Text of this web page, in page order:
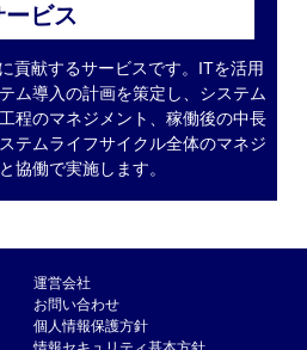
ビス
貢献するサービスです。ITを活用
ム導入の計画を策定し、システム
程のマネジメント、稼働後の中長
テムライフサイクル全体のマネジ
協働で実施します。
運営会社
お問い合わせ
個人情報保護方針